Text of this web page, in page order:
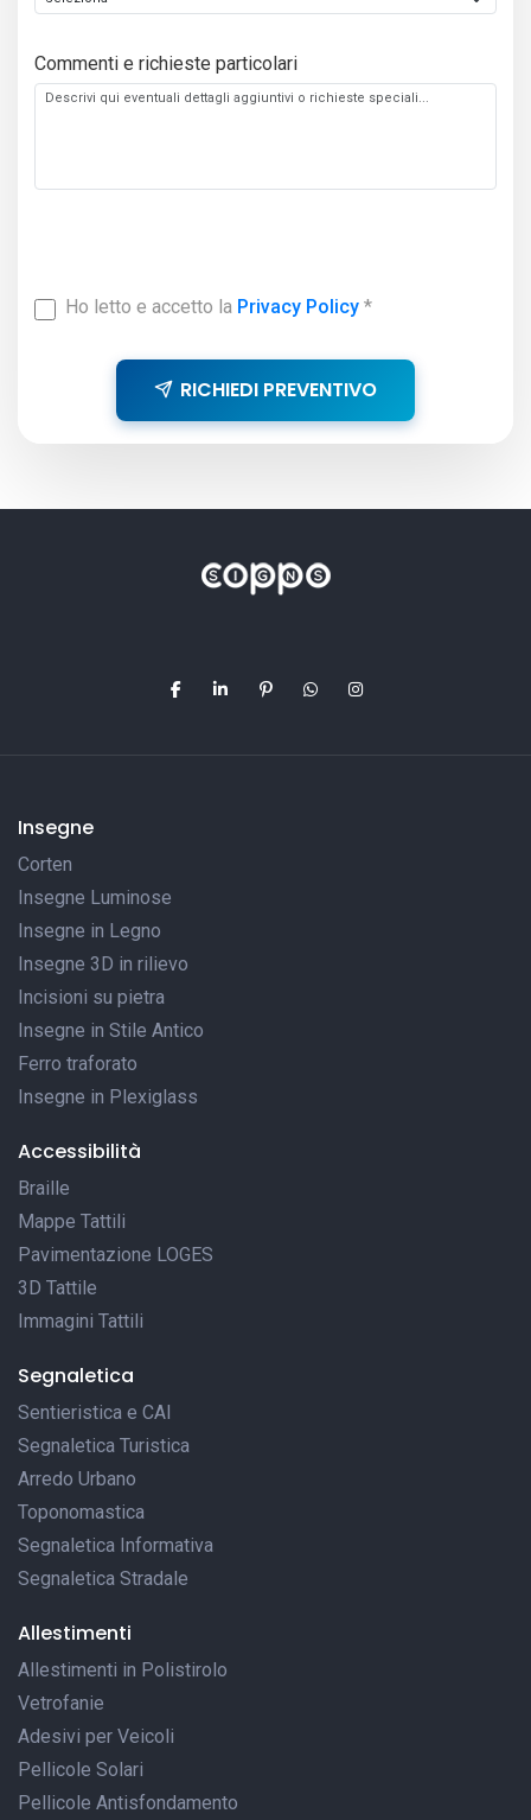
Commenti e richieste particolari
Ho letto e accetto la Privacy Policy*
RICHIEDI PREVENTIVO
Insegne
Corten
Insegne Luminose
Insegne in Legno
Insegne 3D in rilievo
Incisioni su pietra
Insegne in Stile Antico
Ferro traforato
Insegne in Plexiglass
Accessibilità
Braille
Mappe Tattili
Pavimentazione LOGES
3D Tattile
Immagini Tattili
Segnaletica
Sentieristica e CAI
Segnaletica Turistica
Arredo Urbano
Toponomastica
Segnaletica Informativa
Segnaletica Stradale
Allestimenti
Allestimenti in Polistirolo
Vetrofanie
Adesivi per Veicoli
Pellicole Solari
Pellicole Antisfondamento